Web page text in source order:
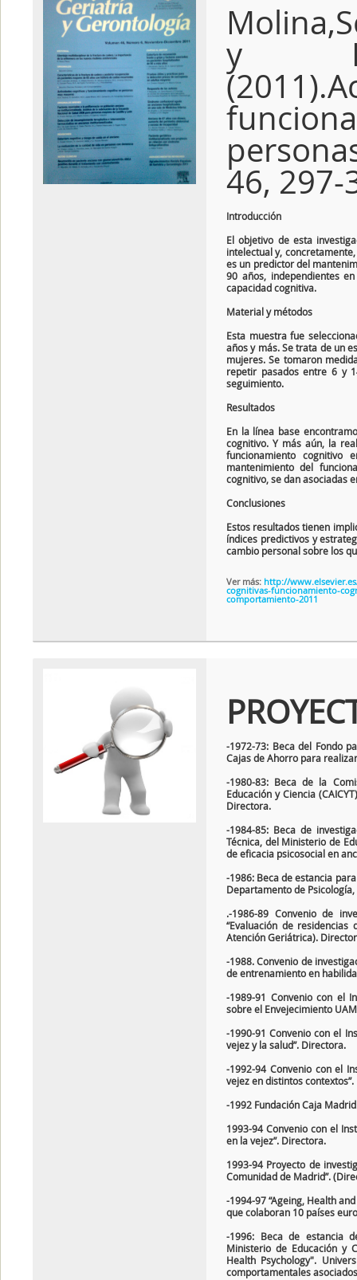
y
46, 297-
Introducción
El objetivo de esta
intelectual y,
es un predictor del
90 años, independientes
capacidad cognitiva.
Material y métodos
Esta muestra fue
años y más. Se trata de un
mujeres. Se tomaron
repetir pasados entre 6 y
seguimiento.
Resultados
En la línea base
cognitivo. Y más aún, la
funcionamiento cognitivo
mantenimiento del
cognitivo, se dan asociadas
Conclusiones
Estos resultados tienen
índices predictivos y
cambio personal sobre los
Ver más: http://
cognitivas-funcionamiento-
comportamiento-2011
-1972-73: Beca del Fondo
Cajas de Ahorro para
-1980-83: Beca de la
Educación y Ciencia
Directora.
-1984-85: Beca de
Técnica, del Ministerio de
de eficacia psicosocial en
-1986: Beca de estancia
Departamento de
.-1986-89 Convenio de
“Evaluación de residencias
Atención Geriátrica).
-1988. Convenio de
de entrenamiento en
-1989-91 Convenio con el
sobre el Envejecimiento
-1990-91 Convenio con el
vejez y la salud”. Directora.
-1992-94 Convenio con el
vejez en distintos
-1992 Fundación Caja
1993-94 Convenio con el
en la vejez”. Directora.
1993-94 Proyecto de
Comunidad de Madrid”.
-1994-97 “Ageing, Health
que colaboran 10 países
-1996: Beca de estancia
Ministerio de Educación y
Health Psychology".
comportamentales